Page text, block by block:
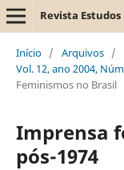
Revista
Início / Arquivos /
Vol. 12, ano 2004,
Feminismos no Brasil
Imprensa
pós-1974